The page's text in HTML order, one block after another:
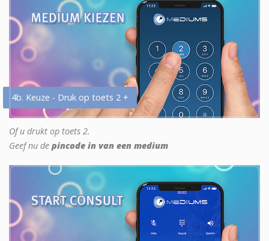
4b. Keuze - Druk op toets 2 +
Of u drukt op toets 2.
Geef nu de pincode in van een medium